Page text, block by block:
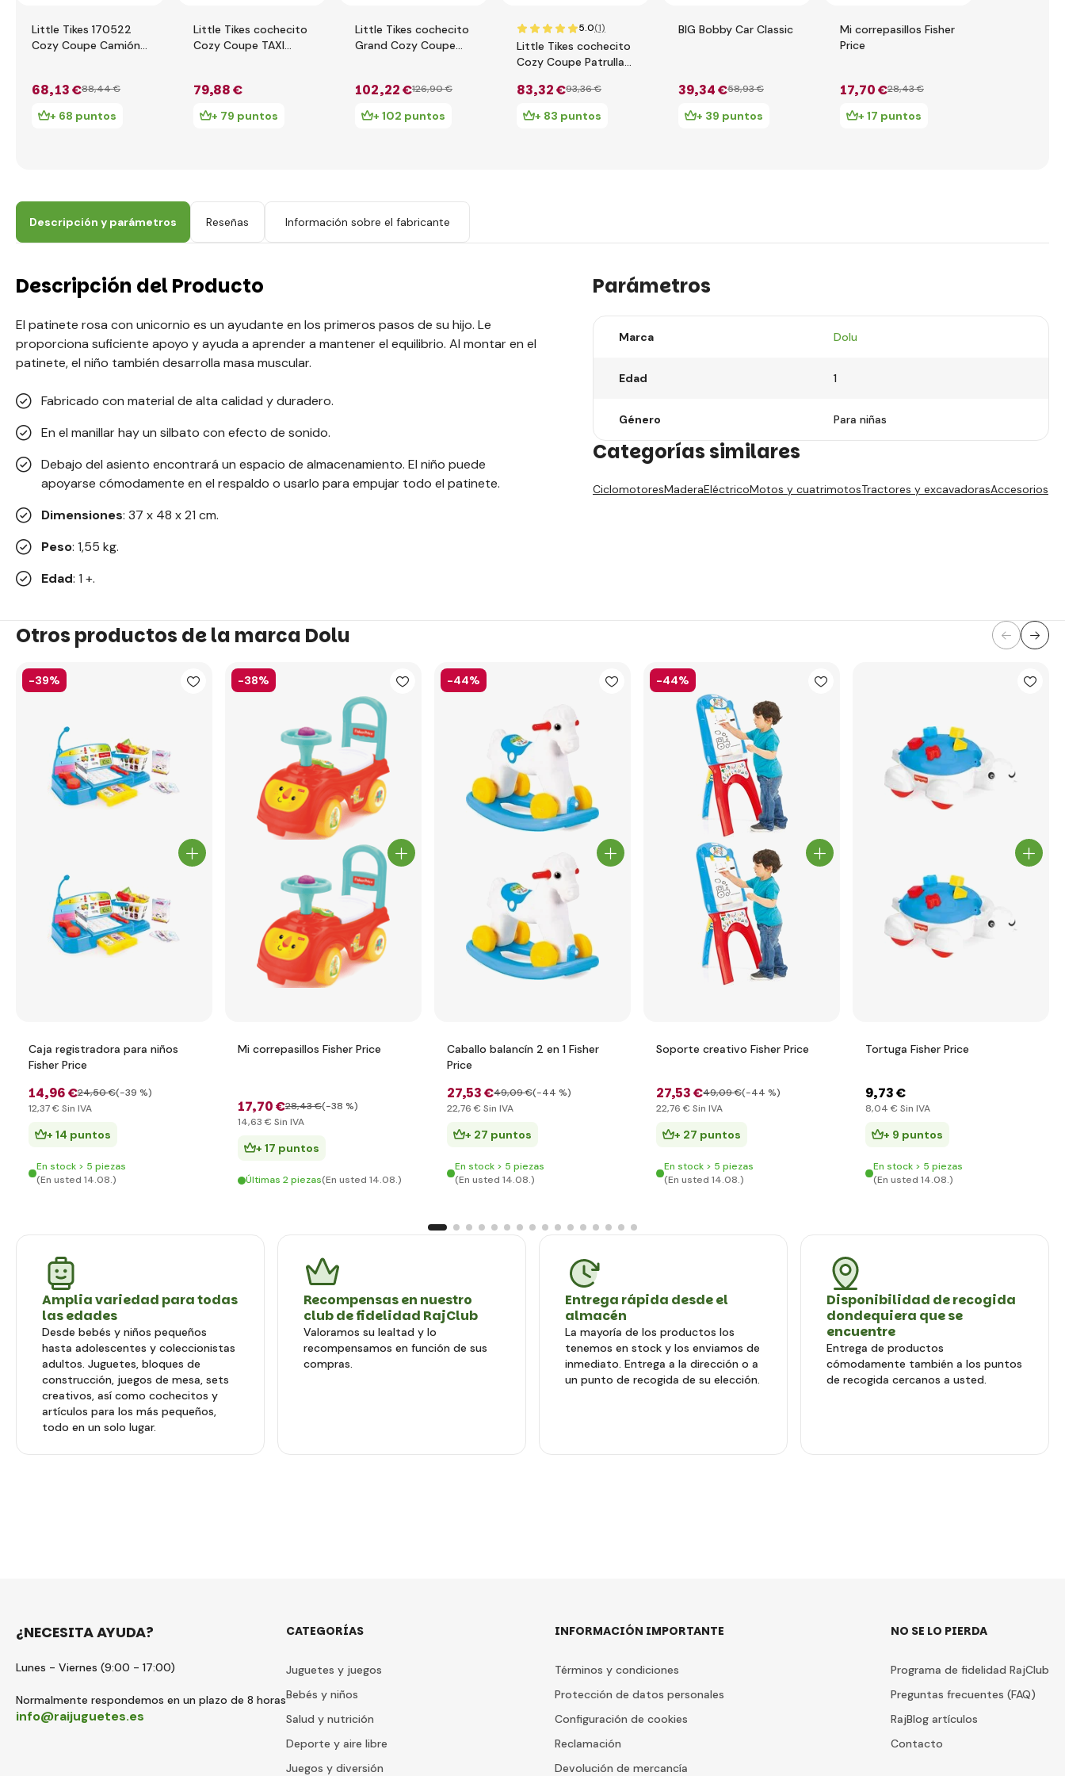
Little Tikes 170522
Cozy Coupe Camión
68,13 €88,44 €
+ 68 puntos
Little Tikes cochecito
Cozy Coupe TAXI
79,88 €
+ 79 puntos
Little Tikes cochecito
Grand Cozy Coupe
102,22 €126,90 €
+ 102 puntos
5.0(1)
Little Tikes cochecito
Cozy Coupe Patrulla
83,32 €93,36 €
+ 83 puntos
BIG Bobby Car Classic
39,34 €58,93 €
+ 39 puntos
Mi correpasillos Fisher
Price
17,70 €28,43 €
+ 17 puntos
Descripción y parámetros Reseñas Información sobre el fabricante
Descripción del Producto
El patinete rosa con unicornio es un ayudante en los primeros pasos de su hijo. Le
proporciona suficiente apoyo y ayuda a aprender a mantener el equilibrio. Al montar en el
patinete, el niño también desarrolla masa muscular.
Fabricado con material de alta calidad y duradero.
En el manillar hay un silbato con efecto de sonido.
Debajo del asiento encontrará un espacio de almacenamiento. El niño puede
apoyarse cómodamente en el respaldo o usarlo para empujar todo el patinete.
Dimensiones: 37 x 48 x 21 cm.
Peso: 1,55 kg.
Edad: 1 +.
Parámetros
Marca Dolu
Edad 1
Género Para niñas
Categorías similares
CiclomotoresMaderaEléctricoMotos y cuatrimotosTractores y excavadorasAccesorios
Otros productos de la marca Dolu
-39%
Caja registradora para niños
Fisher Price
14,96 €24,50 €(-39 %)
12,37 € Sin IVA
+ 14 puntos
En stock > 5 piezas
(En usted 14.08.)
-38%
Mi correpasillos Fisher Price
17,70 €28,43 €(-38 %)
14,63 € Sin IVA
+ 17 puntos
Últimas 2 piezas(En usted 14.08.)
-44%
Caballo balancín 2 en 1 Fisher
Price
27,53 €49,09 €(-44 %)
22,76 € Sin IVA
+ 27 puntos
En stock > 5 piezas
(En usted 14.08.)
-44%
Soporte creativo Fisher Price
27,53 €49,09 €(-44 %)
22,76 € Sin IVA
+ 27 puntos
En stock > 5 piezas
(En usted 14.08.)
Tortuga Fisher Price
9,73 €
8,04 € Sin IVA
+ 9 puntos
En stock > 5 piezas
(En usted 14.08.)
Amplia variedad para todas
las edades
Desde bebés y niños pequeños
hasta adolescentes y coleccionistas
adultos. Juguetes, bloques de
construcción, juegos de mesa, sets
creativos, así como cochecitos y
artículos para los más pequeños,
todo en un solo lugar.
Recompensas en nuestro
club de fidelidad RajClub
Valoramos su lealtad y lo
recompensamos en función de sus
compras.
Entrega rápida desde el
almacén
La mayoría de los productos los
tenemos en stock y los enviamos de
inmediato. Entrega a la dirección o a
un punto de recogida de su elección.
Disponibilidad de recogida
dondequiera que se
encuentre
Entrega de productos
cómodamente también a los puntos
de recogida cercanos a usted.
¿NECESITA AYUDA?
Lunes - Viernes (9:00 - 17:00)
Normalmente respondemos en un plazo de 8 horas
info@raijuguetes.es
CATEGORÍAS
Juguetes y juegos
Bebés y niños
Salud y nutrición
Deporte y aire libre
Juegos y diversión
INFORMACIÓN IMPORTANTE
Términos y condiciones
Protección de datos personales
Configuración de cookies
Reclamación
Devolución de mercancía
NO SE LO PIERDA
Programa de fidelidad RajClub
Preguntas frecuentes (FAQ)
RajBlog artículos
Contacto